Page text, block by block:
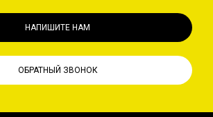
НАПИШИТЕ НАМ
ОБРАТНЫЙ ЗВОНОК